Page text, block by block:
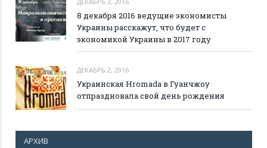
8 декабря 2016 ведущие экономисты
Украины расскажут, что будет с
экономикой Украины в 2017 году
ДЕКАБРЬ 2, 2016
Украинская Hromada в Гуанчжоу
отпраздновала свой день рождения
АРХИВ